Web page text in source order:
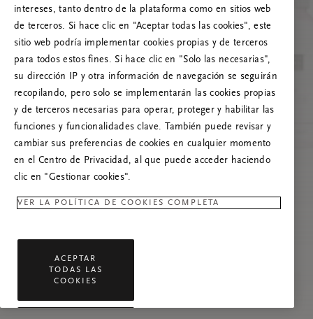
Prueba a actualizar esta página o, si el
problema persiste, ponte en contacto con
nosotros.
intereses, tanto dentro de la plataforma como en sitios web
de terceros. Si hace clic en "Aceptar todas las cookies", este
sitio web podría implementar cookies propias y de terceros
para todos estos fines. Si hace clic en "Solo las necesarias",
su dirección IP y otra información de navegación se seguirán
recopilando, pero solo se implementarán las cookies propias
y de terceros necesarias para operar, proteger y habilitar las
funciones y funcionalidades clave. También puede revisar y
cambiar sus preferencias de cookies en cualquier momento
en el Centro de Privacidad, al que puede acceder haciendo
clic en "Gestionar cookies".
VER LA POLÍTICA DE COOKIES COMPLETA
ACEPTAR
TODAS LAS
COOKIES